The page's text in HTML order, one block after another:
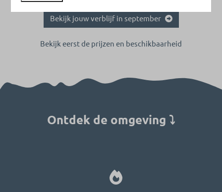
Bekijk jouw verblijf in september
Bekijk eerst de prijzen en beschikbaarheid
Ontdek de omgeving ⤵